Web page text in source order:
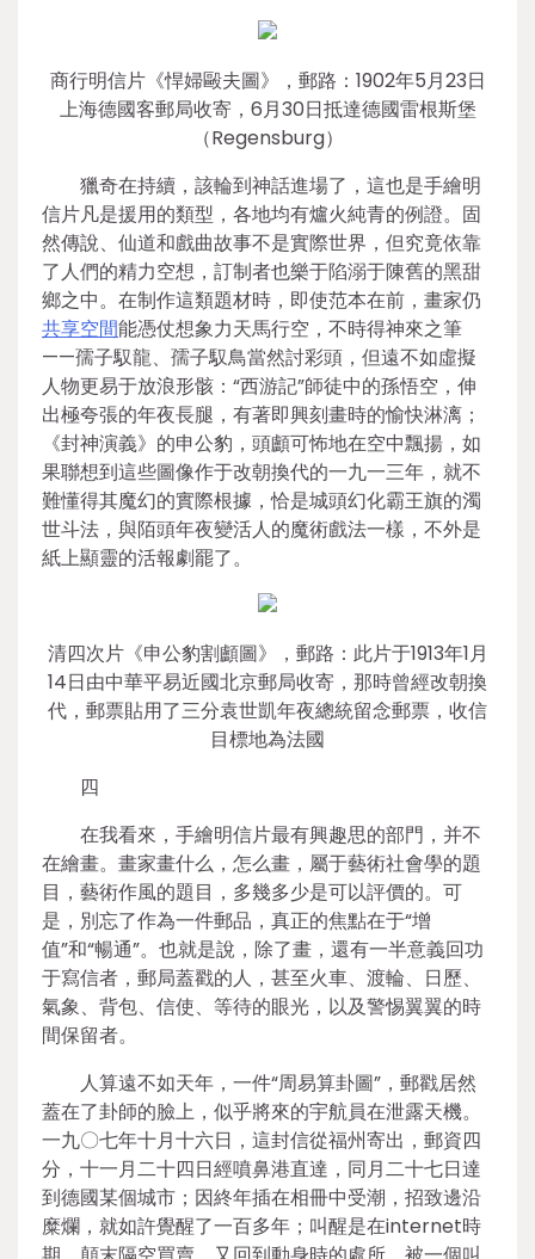
商行明信片《悍婦毆夫圖》，郵路：1902年5月23日
上海德國客郵局收寄，6月30日抵達德國雷根斯堡
（Regensburg）
獵奇在持續，該輪到神話進場了，這也是手繪明
信片凡是援用的類型，各地均有爐火純青的例證。固
然傳說、仙道和戲曲故事不是實際世界，但究竟依靠
了人們的精力空想，訂制者也樂于陷溺于陳舊的黑甜
鄉之中。在制作這類題材時，即使范本在前，畫家仍
共享空間能憑仗想象力天馬行空，不時得神來之筆
——孺子馭龍、孺子馭鳥當然討彩頭，但遠不如虛擬
人物更易于放浪形骸：“西游記”師徒中的孫悟空，伸
出極夸張的年夜長腿，有著即興刻畫時的愉快淋漓；
《封神演義》的申公豹，頭顱可怖地在空中飄揚，如
果聯想到這些圖像作于改朝換代的一九一三年，就不
難懂得其魔幻的實際根據，恰是城頭幻化霸王旗的濁
世斗法，與陌頭年夜變活人的魔術戲法一樣，不外是
紙上顯靈的活報劇罷了。
清四次片《申公豹割顱圖》，郵路：此片于1913年1月
14日由中華平易近國北京郵局收寄，那時曾經改朝換
代，郵票貼用了三分袁世凱年夜總統留念郵票，收信
目標地為法國
四
在我看來，手繪明信片最有興趣思的部門，并不
在繪畫。畫家畫什么，怎么畫，屬于藝術社會學的題
目，藝術作風的題目，多幾多少是可以評價的。可
是，別忘了作為一件郵品，真正的焦點在于“增
值”和“暢通”。也就是說，除了畫，還有一半意義回功
于寫信者，郵局蓋戳的人，甚至火車、渡輪、日歷、
氣象、背包、信使、等待的眼光，以及警惕翼翼的時
間保留者。
人算遠不如天年，一件“周易算卦圖”，郵戳居然
蓋在了卦師的臉上，似乎將來的宇航員在泄露天機。
一九〇七年十月十六日，這封信從福州寄出，郵資四
分，十一月二十四日經噴鼻港直達，同月二十七日達
到德國某個城市；因終年插在相冊中受潮，招致邊沿
糜爛，就如許覺醒了一百多年；叫醒是在internet時